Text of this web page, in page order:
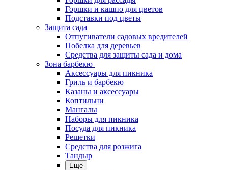
Горшки и кашпо для цветов
Подставки под цветы
Защита сада
Отпугиватели садовых вредителей
Побелка для деревьев
Средства для защиты сада и дома
Зона барбекю
Аксессуары для пикника
Гриль и барбекю
Казаны и аксессуары
Коптильни
Мангалы
Наборы для пикника
Посуда для пикника
Решетки
Средства для розжига
Тандыр
Еще